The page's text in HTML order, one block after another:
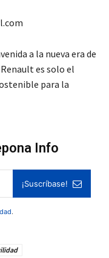
a la nueva era de
es solo el
para la
Info
¡Suscríbase!
.